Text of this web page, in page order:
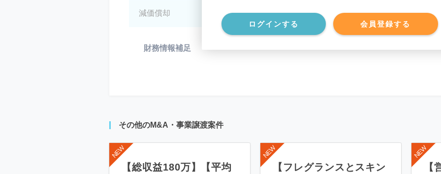
ログインする 会員登録する
減価償却 ******************** 現預金
財務情報補足 ********************
その他のM&A・事業譲渡案件
【総収益180万】【平均
【フレグランスとスキン
【